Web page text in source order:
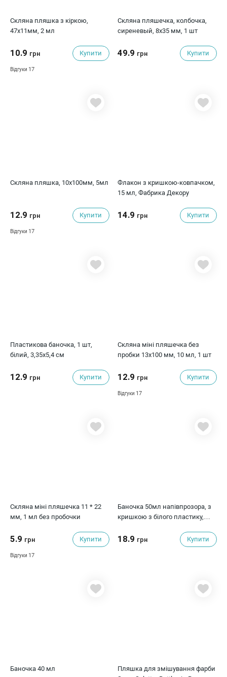
Скляна пляшка з кіркою,
47х11мм, 2 мл
10.9 грн Купити
Відгуки 17
Скляна пляшечка, колбочка,
сиреневый, 8x35 мм, 1 шт
49.9 грн Купити
Скляна пляшка, 10х100мм, 5мл
12.9 грн Купити
Відгуки 17
Флакон з кришкою-ковпачком,
15 мл, Фабрика Декору
14.9 грн Купити
Пластикова баночка, 1 шт,
білий, 3,35x5,4 см
12.9 грн Купити
Скляна міні пляшечка без
пробки 13x100 мм, 10 мл, 1 шт
12.9 грн Купити
Відгуки 17
Скляна міні пляшечка 11 * 22
мм, 1 мл без пробочки
5.9 грн Купити
Відгуки 17
Баночка 50мл напівпрозора, з
кришкою з білого пластику,
18.9 грн Купити
Баночка 40 мл
Пляшка для змішування фарби